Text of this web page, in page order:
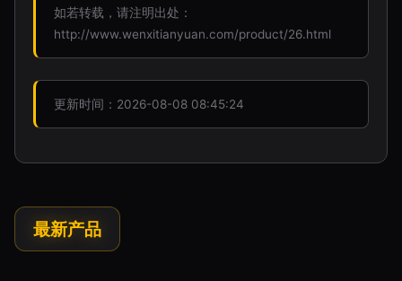
如若转载，请注明出处：
http://www.wenxitianyuan.com/product/26.html
更新时间：2026-08-08 08:45:24
最新产品